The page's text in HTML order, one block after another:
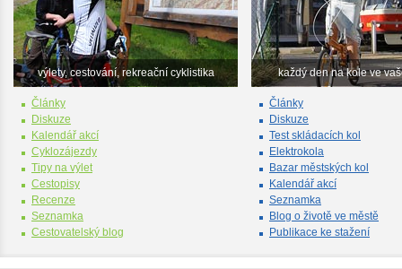
výlety, cestování, rekreační cyklistika
Články
Diskuze
Kalendář akcí
Cyklozájezdy
Tipy na výlet
Cestopisy
Recenze
Seznamka
Cestovatelský blog
každý den na kole ve
Články
Diskuze
Test skládacích kol
Elektrokola
Bazar městských kol
Kalendář akcí
Seznamka
Blog o životě ve městě
Publikace ke stažení